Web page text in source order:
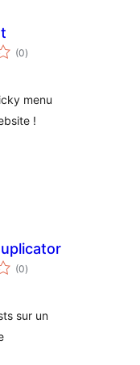
(0notes
en
)
menu
!
(0notes
en
)
sur un